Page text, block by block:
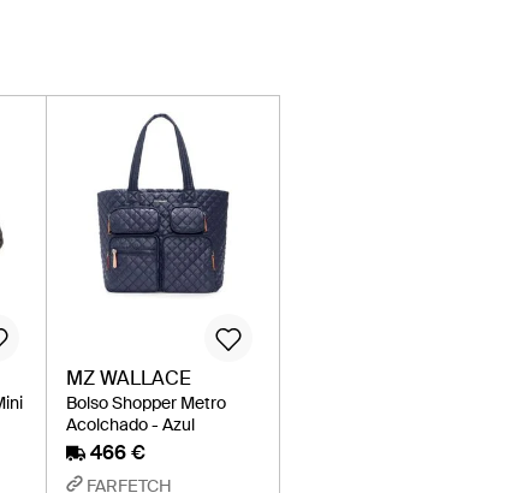
MZ WALLACE
Bolso Shopper Metro
Acolchado - Azul
466 €
FARFETCH